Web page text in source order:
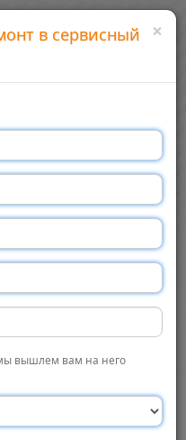
техники в России
Сервисный центр
← Обратно в список
×
в сервисный
вышлем вам на него